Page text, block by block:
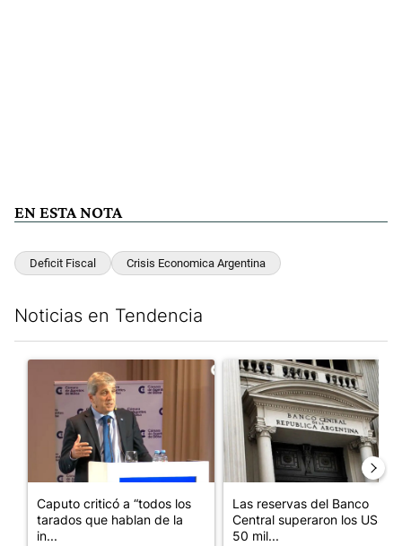
EN ESTA NOTA
Deficit Fiscal Crisis Economica Argentina
Noticias en Tendencia
Un artículo de tendencia con el título "Caputo criticó a “todos
Caputo criticó a “todos los
tarados que hablan de la
in...
Un artículo de tendencia
Las reservas del Banco
Central superaron los US$
50 mil...